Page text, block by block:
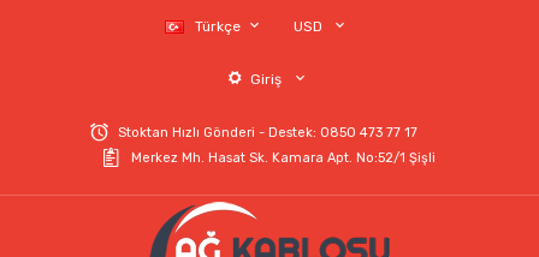
Türkçe USD
Giriş
Stoktan Hızlı Gönderi - Destek: 0850 473 77 17
Merkez Mh. Hasat Sk. Kamara Apt. No:52/1 Şişli